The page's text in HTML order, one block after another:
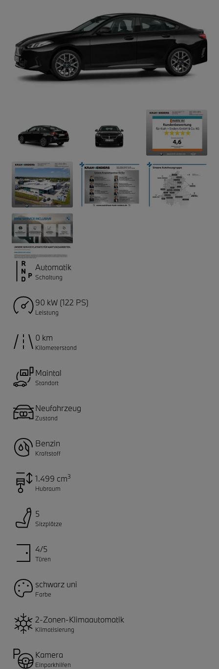
Automatik
Schaltung
90 kW (122 PS)
Leistung
0 km
Kilometerstand
Maintal
Standort
Neufahrzeug
Zustand
Benzin
Kraftstoff
1.499 cm3
Hubraum
5
Sitzplätze
4/5
Türen
schwarz uni
Farbe
2-Zonen-Klimaautomatik
Klimatisierung
Kamera
Einparkhilfen